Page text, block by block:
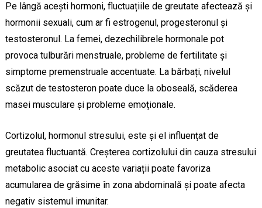
Pe lângă acești hormoni, fluctuațiile de greutate afectează și
hormonii sexuali, cum ar fi estrogenul, progesteronul și
testosteronul. La femei, dezechilibrele hormonale pot
provoca tulburări menstruale, probleme de fertilitate și
simptome premenstruale accentuate. La bărbați, nivelul
scăzut de testosteron poate duce la oboseală, scăderea
masei musculare și probleme emoționale.
Cortizolul, hormonul stresului, este și el influențat de
greutatea fluctuantă. Creșterea cortizolului din cauza stresului
metabolic asociat cu aceste variații poate favoriza
acumularea de grăsime în zona abdominală și poate afecta
negativ sistemul imunitar.